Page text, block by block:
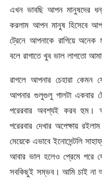
এখন ভাবছি আপন মানুষদের
করলাম আপন মানুষ হিসেবে
ট্রেনে আপনাকে রাগিয়ে অনেক
বলে রাগাতে খুব ভাল লাগতো
রাগলে আপনার চেহারা কেমন
আপনার গুলুগুলু গালটা একবার
পরেরবার অবশ্যই করব হুম।
পরেরবার দেখার অপেক্ষায়
মেয়েকে এভাবে ইনোসেন্টলি
আবার ভাল হলেও প্রেমে পরে
সবকিছুই সম্ভব। আমি চাই না